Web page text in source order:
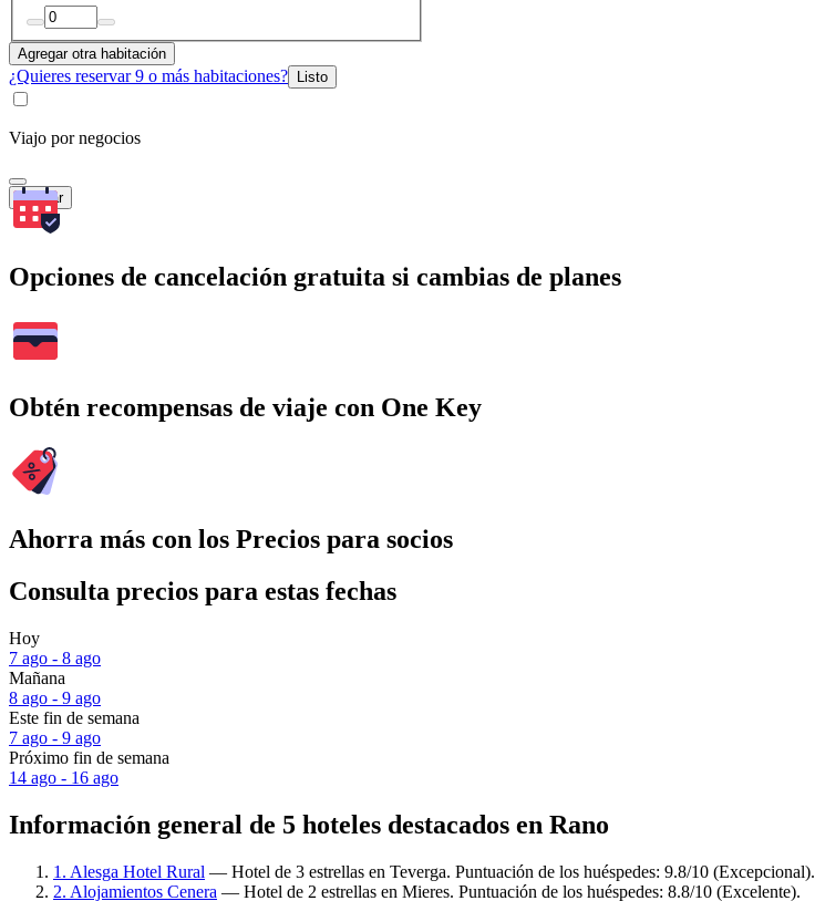
Agregar otra habitación
¿Quieres reservar 9 o más habitaciones? Listo
Viajo por negocios
Buscar
Opciones de cancelación gratuita si cambias de planes
Obtén recompensas de viaje con One Key
Ahorra más con los Precios para socios
Consulta precios para estas fechas
Hoy
7 ago - 8 ago
Mañana
8 ago - 9 ago
Este fin de semana
7 ago - 9 ago
Próximo fin de semana
14 ago - 16 ago
Información general de 5 hoteles destacados en Rano
1. Alesga Hotel Rural — Hotel de 3 estrellas en Teverga. Puntuación de los huéspedes: 9.8/10 (Excepcional).
2. Alojamientos Cenera — Hotel de 2 estrellas en Mieres. Puntuación de los huéspedes: 8.8/10 (Excelente).